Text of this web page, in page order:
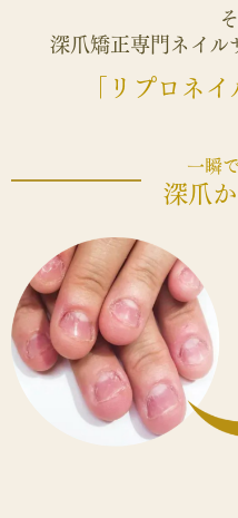
深爪矯正専門ネイル
「リプロネイ
一瞬
深爪